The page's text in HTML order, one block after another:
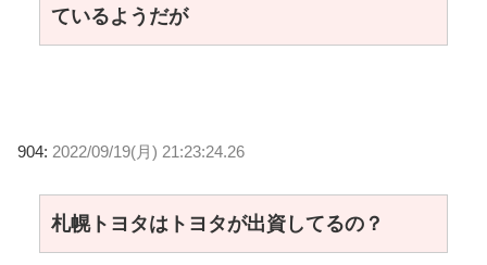
ているようだが
904: 2022/09/19(月) 21:23:24.26
札幌トヨタはトヨタが出資してるの？